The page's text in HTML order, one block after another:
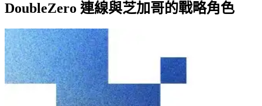
DoubleZero 連線與芝加哥的戰略角色